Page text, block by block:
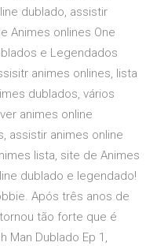
dublado, assistir
Animes onlines One
e Legendados
animes onlines, lista
dublados, vários
animes online
assistir animes online
lista, site de Animes
dublado e legendado!
Após três anos de
tão forte que é
Man Dublado Ep 1,